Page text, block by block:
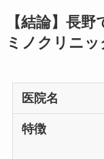
【結論】長
ミノクリニッ
医院名
特徴